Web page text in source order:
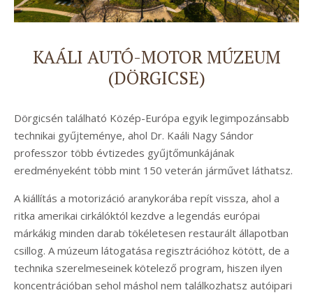
KAÁLI AUTÓ-MOTOR MÚZEUM
(DÖRGICSE)
Dörgicsén található Közép-Európa egyik legimpozánsabb
technikai gyűjteménye, ahol Dr. Kaáli Nagy Sándor
professzor több évtizedes gyűjtőmunkájának
eredményeként több mint 150 veterán járművet láthatsz.
A kiállítás a motorizáció aranykorába repít vissza, ahol a
ritka amerikai cirkálóktól kezdve a legendás európai
márkákig minden darab tökéletesen restaurált állapotban
csillog. A múzeum látogatása regisztrációhoz kötött, de a
technika szerelmeseinek kötelező program, hiszen ilyen
koncentrációban sehol máshol nem találkozhatsz autóipari